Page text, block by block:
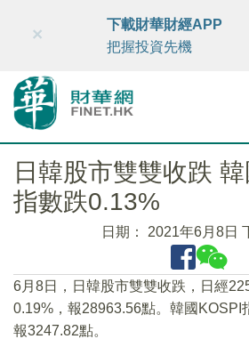
財華智庫網 FINTV FINMETA
×
下載財華財經APP
把握投資先機
日韓股市雙雙收跌
指數跌0.13%
日期： 2021年6月8日
6月8日，日韓股市雙雙收跌，日經
0.19%，報28963.56點。韓國KOSPI
報3247.82點。